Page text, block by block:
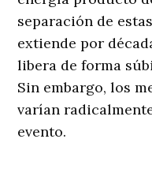
separación de
extiende por
libera de forma
Sin embargo, los
varían
evento.